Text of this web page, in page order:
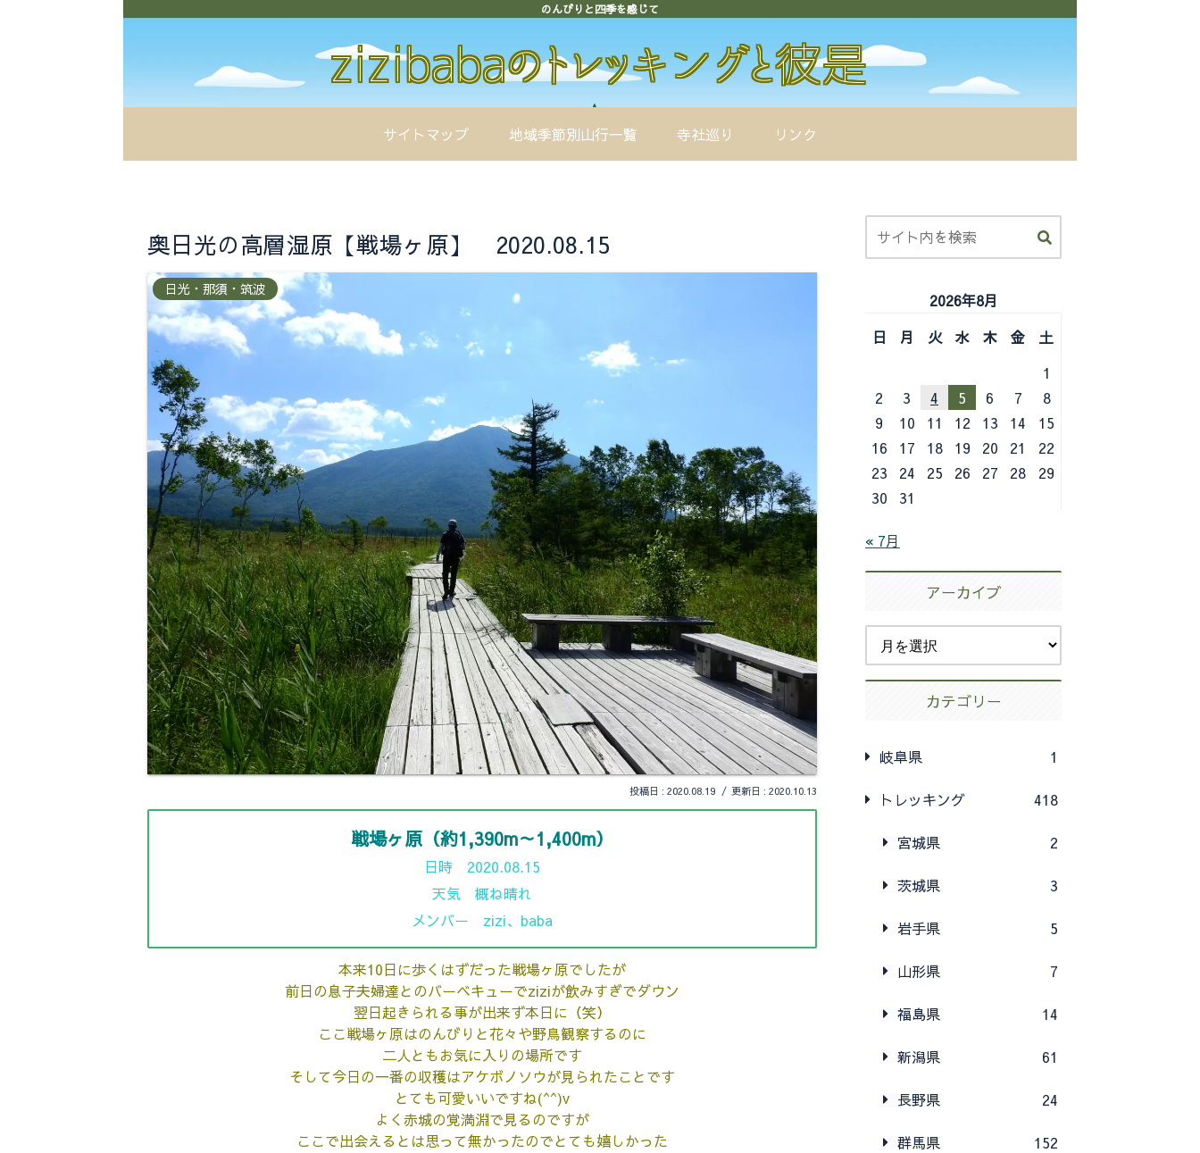
のんびりと四季を感じて
サイトマップ 地域季節別山行一覧 寺社巡り リンク
奥日光の高層湿原【戦場ヶ原】 2020.08.15
日光・那須・筑波
2020.08.19 2020.10.13
戦場ヶ原（約1,390m～1,400m）
日時 2020.08.15
天気 概ね晴れ
メンバー zizi、baba
本来10日に歩くはずだった戦場ヶ原でしたが
前日の息子夫婦達とのバーベキューでziziが飲みすぎでダウン
翌日起きられる事が出来ず本日に（笑）
ここ戦場ヶ原はのんびりと花々や野鳥観察するのに
二人ともお気に入りの場所です
そして今日の一番の収穫はアケボノソウが見られたことです
とても可愛いいですね(^^)v
よく赤城の覚満淵で見るのですが
ここで出会えるとは思って無かったのでとても嬉しかった
2026年8月
日
月 火 水 木 金
土
1
2
3 4 5 6 7
8
9
10 11 12 13 14
15
16
17 18 19 20 21
22
23
24 25 26 27 28
29
30
31
« 7月
アーカイブ
カテゴリー
岐阜県 1
トレッキング 418
宮城県 2
茨城県 3
岩手県 5
山形県 7
福島県 14
新潟県 61
長野県 24
群馬県 152